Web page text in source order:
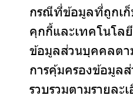
กรณีที่ข้อมูลที่ถูกเก็
คุกกี้และเทคโนโล
ข้อมูลส่วนบุคคลต
การคุ้มครองข้อมูล
รวบรวมตามรายละ